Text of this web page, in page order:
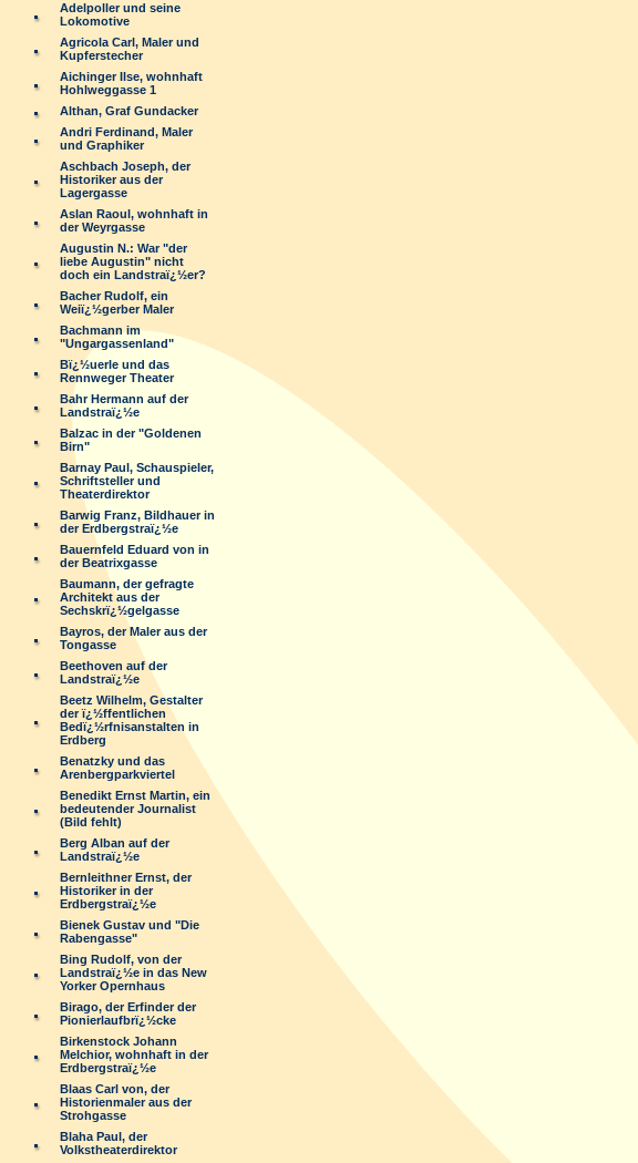
Adelpoller und seine
Lokomotive
Agricola Carl, Maler und
Kupferstecher
Aichinger Ilse, wohnhaft
Hohlweggasse 1
Althan, Graf Gundacker
Andri Ferdinand, Maler
und Graphiker
Aschbach Joseph, der
Historiker aus der
Lagergasse
Aslan Raoul, wohnhaft in
der Weyrgasse
Augustin N.: War "der
liebe Augustin" nicht
doch ein Landstraï¿½er?
Bacher Rudolf, ein
Weiï¿½gerber Maler
Bachmann im
"Ungargassenland"
Bï¿½uerle und das
Rennweger Theater
Bahr Hermann auf der
Landstraï¿½e
Balzac in der "Goldenen
Birn"
Barnay Paul, Schauspieler,
Schriftsteller und
Theaterdirektor
Barwig Franz, Bildhauer in
der Erdbergstraï¿½e
Bauernfeld Eduard von in
der Beatrixgasse
Baumann, der gefragte
Architekt aus der
Sechskrï¿½gelgasse
Bayros, der Maler aus der
Tongasse
Beethoven auf der
Landstraï¿½e
Beetz Wilhelm, Gestalter
der ï¿½ffentlichen
Bedï¿½rfnisanstalten in
Erdberg
Benatzky und das
Arenbergparkviertel
Benedikt Ernst Martin, ein
bedeutender Journalist
(Bild fehlt)
Berg Alban auf der
Landstraï¿½e
Bernleithner Ernst, der
Historiker in der
Erdbergstraï¿½e
Bienek Gustav und "Die
Rabengasse"
Bing Rudolf, von der
Landstraï¿½e in das New
Yorker Opernhaus
Birago, der Erfinder der
Pionierlaufbrï¿½cke
Birkenstock Johann
Melchior, wohnhaft in der
Erdbergstraï¿½e
Blaas Carl von, der
Historienmaler aus der
Strohgasse
Blaha Paul, der
Volkstheaterdirektor